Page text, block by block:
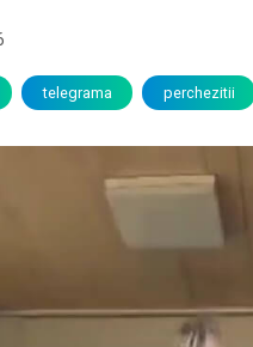
telegrama perchezitii